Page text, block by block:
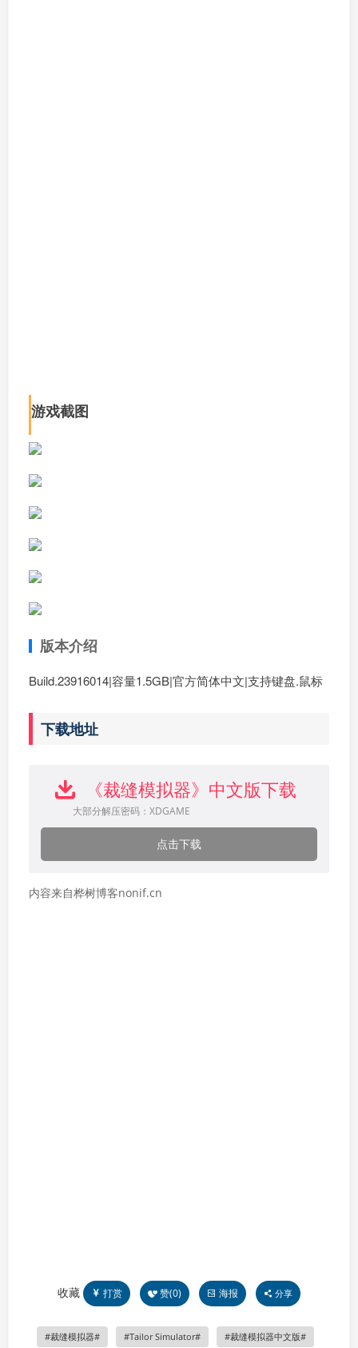
游戏截图
版本介绍
Build.23916014|容量1.5GB|官方简体中文|支持键盘.鼠标
下载地址
《裁缝模拟器》中文版下载
大部分解压密码：XDGAME
点击下载
内容来自桦树博客nonif.cn
收藏 打赏 赞(0) 海报 分享
裁缝模拟器 Tailor Simulator 裁缝模拟器中文版